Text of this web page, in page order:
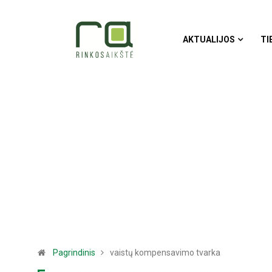
AKTUALIJOS
Pagrindinis vaistų kompensavimo tvarka